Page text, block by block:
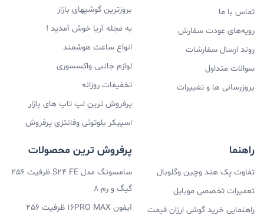
تماس با ما
رویه‌های عودت سفارش
روند ارسال سفارشات
سوالات متداول
بروزرسانی ها و تغییرات
بروزترین گوشیهای بازار
به مجله آریا خوش آمدید !
انواع ساعت هوشمند
لوازم جانبی واکسسوری
تخفیفات روزانه
پرفروش ترین لپ تاپ های بازار
اسپیکر بلوتوثی وفانتزی پرفروش
راهنما
تفاوت پک هند وچین وگلوبال
تعمیرات تخصصی موبایل
راهنمایی خرید گوشی ارزان قیمت
پرفروش ترین محصولات
سامسونگ مدل S24 FE ظرفیت 256
گیگ و رم 8
آیفون 16PRO MAX ظرفیت 256